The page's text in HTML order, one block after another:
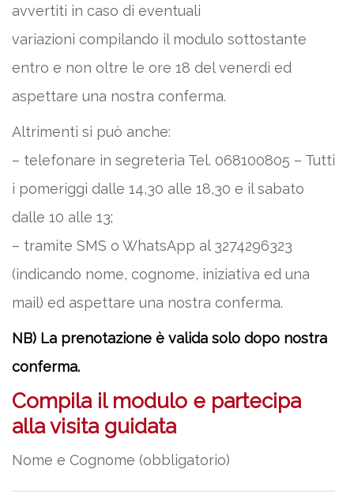
avvertiti in caso di eventuali
variazioni compilando il modulo sottostante
entro e non oltre le ore 18 del venerdì ed
aspettare una nostra conferma.
Altrimenti si può anche:
– telefonare in segreteria Tel. 068100805 – Tutti
i pomeriggi dalle 14,30 alle 18,30 e il sabato
dalle 10 alle 13;
– tramite SMS o WhatsApp al 3274296323
(indicando nome, cognome, iniziativa ed una
mail) ed aspettare una nostra conferma.
NB) La prenotazione è valida solo dopo nostra
conferma.
Compila il modulo e partecipa
alla visita guidata
Nome e Cognome (obbligatorio)